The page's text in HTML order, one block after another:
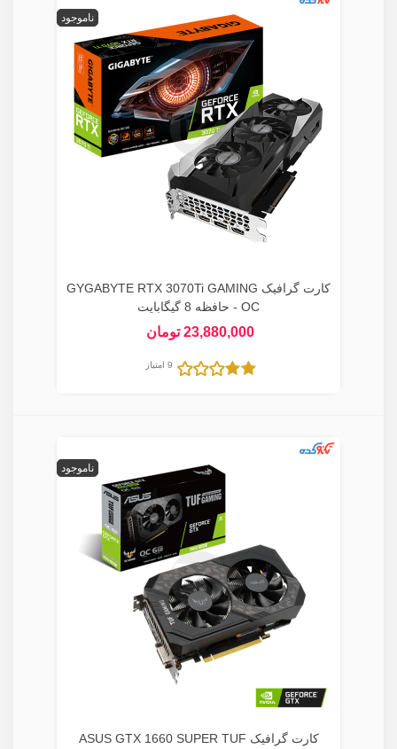
ناموجود
کارت گرافیک GYGABYTE RTX 3070Ti GAMING
OC - حافظه 8 گیگابایت
23,880,000 تومان
9 امتیاز
ناموجود
کارت گرافیک ASUS GTX 1660 SUPER TUF